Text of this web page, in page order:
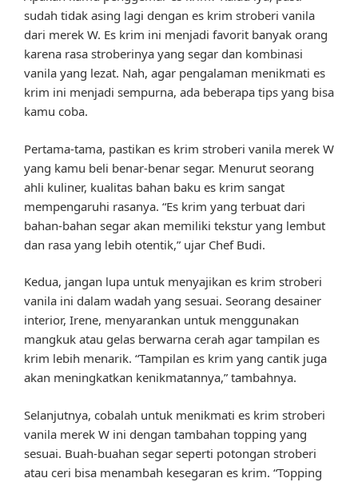
sudah tidak asing lagi dengan es krim stroberi vanila
dari merek W. Es krim ini menjadi favorit banyak orang
karena rasa stroberinya yang segar dan kombinasi
vanila yang lezat. Nah, agar pengalaman menikmati es
krim ini menjadi sempurna, ada beberapa tips yang bisa
kamu coba.
Pertama-tama, pastikan es krim stroberi vanila merek W
yang kamu beli benar-benar segar. Menurut seorang
ahli kuliner, kualitas bahan baku es krim sangat
mempengaruhi rasanya. “Es krim yang terbuat dari
bahan-bahan segar akan memiliki tekstur yang lembut
dan rasa yang lebih otentik,” ujar Chef Budi.
Kedua, jangan lupa untuk menyajikan es krim stroberi
vanila ini dalam wadah yang sesuai. Seorang desainer
interior, Irene, menyarankan untuk menggunakan
mangkuk atau gelas berwarna cerah agar tampilan es
krim lebih menarik. “Tampilan es krim yang cantik juga
akan meningkatkan kenikmatannya,” tambahnya.
Selanjutnya, cobalah untuk menikmati es krim stroberi
vanila merek W ini dengan tambahan topping yang
sesuai. Buah-buahan segar seperti potongan stroberi
atau ceri bisa menambah kesegaran es krim. “Topping